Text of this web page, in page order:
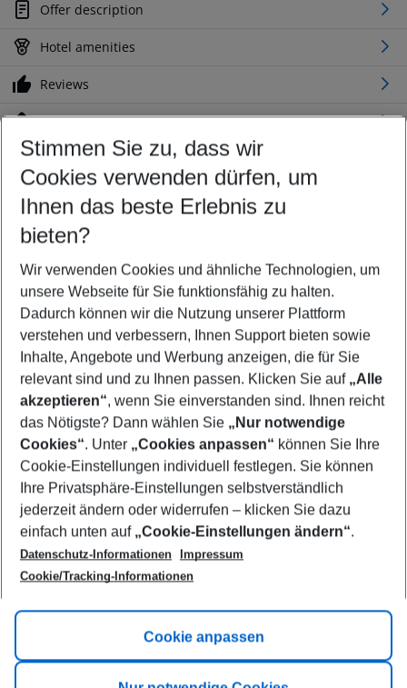
Offer description
Hotel amenities
Reviews
Location
Customize your offer
Find the perfect deal which suits your best
Your departure airport
Any airport
Select your date range
12/08/26–10/08/27 5-8 nights
Who will travel
2 adults No children
Show more filter
Footer
Footer navigation
Title A
Link A
Stimmen Sie zu, dass wir
Cookies verwenden dürfen, um
Ihnen das beste Erlebnis zu
bieten?
Wir verwenden Cookies und ähnliche Technologien, um
unsere Webseite für Sie funktionsfähig zu halten.
Dadurch können wir die Nutzung unserer Plattform
verstehen und verbessern, Ihnen Support bieten sowie
Inhalte, Angebote und Werbung anzeigen, die für Sie
relevant sind und zu Ihnen passen. Klicken Sie auf „Alle
akzeptieren“, wenn Sie einverstanden sind. Ihnen reicht
das Nötigste? Dann wählen Sie „Nur notwendige
Cookies“. Unter „Cookies anpassen“ können Sie Ihre
Cookie-Einstellungen individuell festlegen. Sie können
Ihre Privatsphäre-Einstellungen selbstverständlich
jederzeit ändern oder widerrufen – klicken Sie dazu
einfach unten auf „Cookie-Einstellungen ändern“.
Datenschutz-Informationen
Impressum
Cookie/Tracking-Informationen
Cookie anpassen